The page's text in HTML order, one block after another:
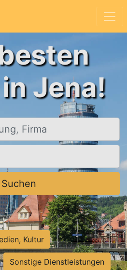
Jena!
Suchen
Kultur
Sonstige Dienstleistungen